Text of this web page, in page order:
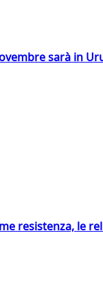
sarà in
resistenza, le